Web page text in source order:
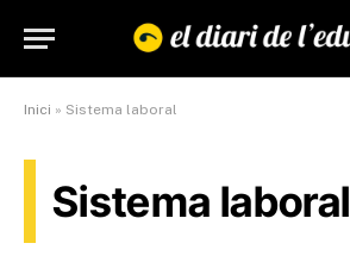
Inici » Sistema laboral
Sistema laboral